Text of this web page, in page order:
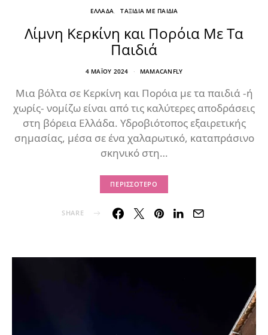
ΕΛΛΑΔΑ ΤΑΞΙΔΙΑ ΜΕ ΠΑΙΔΙΑ
Λίμνη Κερκίνη και Πορόια Με Τα
Παιδιά
4 ΜΑΪ́ΟΥ 2024 MAMACANFLY
Μια βόλτα σε Κερκίνη και Πορόια με τα παιδιά -ή
χωρίς- νομίζω είναι από τις καλύτερες αποδράσεις
στη βόρεια Ελλάδα. Υδροβιότοπος εξαιρετικής
σημασίας, μέσα σε ένα χαλαρωτικό, καταπράσινο
σκηνικό στη…
ΠΕΡΙΣΣΌΤΕΡΟ
SHARE